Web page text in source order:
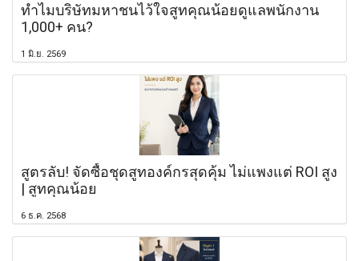
ทำไมบริษัทมหาชนไว้ใจสูทคุณน้อยดูแลพนักงาน
1,000+ คน?
1 มิ.ย. 2569
สูตรลับ! จัดซื้อชุดสูทองค์กรสุดคุ้ม ไม่แพงแต่ ROI สูง
| สูทคุณน้อย
6 ธ.ค. 2568